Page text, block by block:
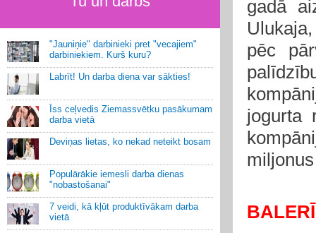
"Jauniņie" darbinieki pret "vecajiem"
darbiniekiem. Kurš kuru?
Labrīt! Un darba diena var sākties!
Īss ceļvedis Ziemassvētku pasākumam
darba vietā
Deviņas lietas, ko nekad neteikt bosam
Populārākie iemesli darba dienas
"nobastošanai"
7 veidi, kā kļūt produktīvākam darba
vietā
gadā
pēc
jogurta